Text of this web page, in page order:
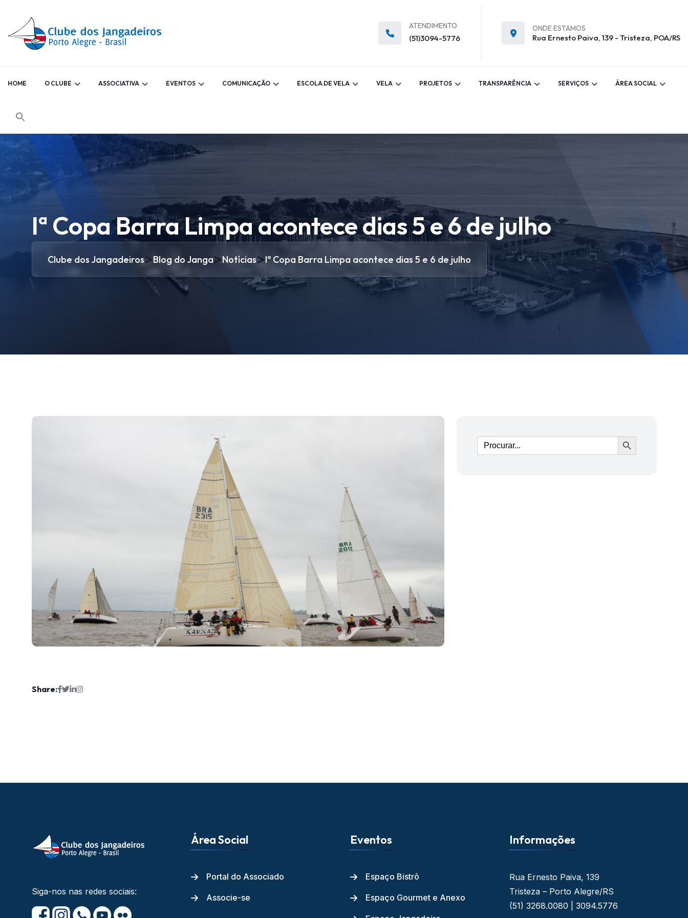
ATENDIMENTO
(51)3094-5776
ONDE ESTAMOS
Rua Ernesto Paiva, 139 - Tristeza, POA/RS
HOME O CLUBE ASSOCIATIVA EVENTOS COMUNICAÇÃO ESCOLA DE VELA VELA PROJETOS TRANSPARÊNCIA SERVIÇOS ÁREA SOCIAL
Iª Copa Barra Limpa acontece dias 5 e 6 de julho
Clube dos Jangadeiros>Blog do Janga>Notícias>Iª Copa Barra Limpa acontece dias 5 e 6 de julho
Share:
Ir
Siga-nos nas redes sociais:
Área Social
Portal do Associado
Associe-se
Eventos
Espaço Bistrô
Espaço Gourmet e Anexo
Informações
Rua Ernesto Paiva, 139
Tristeza – Porto Alegre/RS
(51) 3268.0080 | 3094.5776